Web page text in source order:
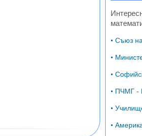
• Съюз
•
•
• ПЧМГ -
•
•